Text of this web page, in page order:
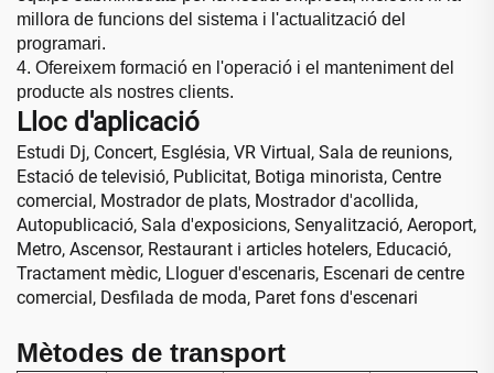
millora de funcions del sistema i l'actualització del
programari.
4. Ofereixem formació en l'operació i el manteniment del
producte als nostres clients.
Lloc d'aplicació
Estudi Dj, Concert, Església, VR Virtual, Sala de reunions,
Estació de televisió, Publicitat, Botiga minorista, Centre
comercial, Mostrador de plats, Mostrador d'acollida,
Autopublicació, Sala d'exposicions, Senyalització, Aeroport,
Metro, Ascensor, Restaurant i articles hotelers, Educació,
Tractament mèdic, Lloguer d'escenaris, Escenari de centre
comercial, Desfilada de moda, Paret fons d'escenari
Mètodes de transport